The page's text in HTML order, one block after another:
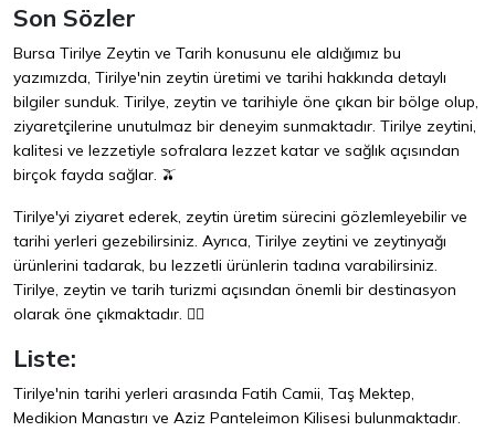
Son Sözler
Bursa Tirilye Zeytin ve Tarih konusunu ele aldığımız bu
yazımızda, Tirilye'nin zeytin üretimi ve tarihi hakkında detaylı
bilgiler sunduk. Tirilye, zeytin ve tarihiyle öne çıkan bir bölge olup,
ziyaretçilerine unutulmaz bir deneyim sunmaktadır. Tirilye zeytini,
kalitesi ve lezzetiyle sofralara lezzet katar ve sağlık açısından
birçok fayda sağlar. 🫒
Tirilye'yi ziyaret ederek, zeytin üretim sürecini gözlemleyebilir ve
tarihi yerleri gezebilirsiniz. Ayrıca, Tirilye zeytini ve zeytinyağı
ürünlerini tadarak, bu lezzetli ürünlerin tadına varabilirsiniz.
Tirilye, zeytin ve tarih turizmi açısından önemli bir destinasyon
olarak öne çıkmaktadır. 🚶‍♂️
Liste:
Tirilye'nin tarihi yerleri arasında Fatih Camii, Taş Mektep,
Medikion Manastırı ve Aziz Panteleimon Kilisesi bulunmaktadır.